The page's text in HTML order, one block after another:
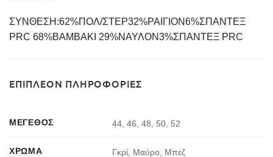
ΣΥΝΘΕΣΗ:62%ΠΟΛ/ΣΤΕΡ32%ΡΑΙΓΙΟΝ6%ΣΠΑΝΤΕΞ
PRC 68%ΒΑΜΒΑΚΙ 29%ΝΑΥΛΟΝ3%ΣΠΑΝΤΕΞ PRC
ΕΠΙΠΛΈΟΝ ΠΛΗΡΟΦΟΡΊΕΣ
ΜΈΓΕΘΟΣ 44, 46, 48, 50, 52
ΧΡΏΜΑ Γκρί, Μαύρο, Μπεζ